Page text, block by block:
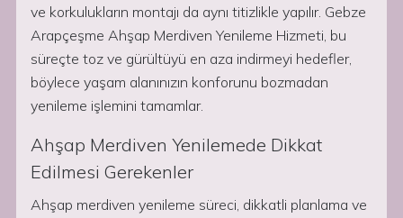
ve korkulukların montajı da aynı titizlikle yapılır. Gebze
Arapçeşme Ahşap Merdiven Yenileme Hizmeti, bu
süreçte toz ve gürültüyü en aza indirmeyi hedefler,
böylece yaşam alanınızın konforunu bozmadan
yenileme işlemini tamamlar.
Ahşap Merdiven Yenilemede Dikkat
Edilmesi Gerekenler
Ahşap merdiven yenileme süreci, dikkatli planlama ve